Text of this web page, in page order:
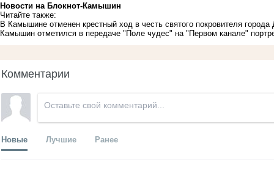
Новости на Блoкнoт-Камышин
Читайте также:
В Камышине отменен крестный ход в честь святого покровителя города
Камышин отметился в передаче "Поле чудес" на "Первом канале"
Комментарии
Новые Лучшие Ранее